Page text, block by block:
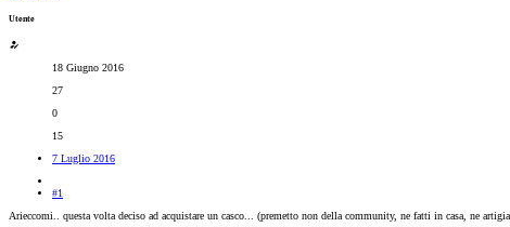
Utente
18 Giugno 2016
27
0
15
7 Luglio 2016
#1
Arieccomi.. questa volta deciso ad acquistare un casco... (premetto non della community, ne fatti in casa, ne